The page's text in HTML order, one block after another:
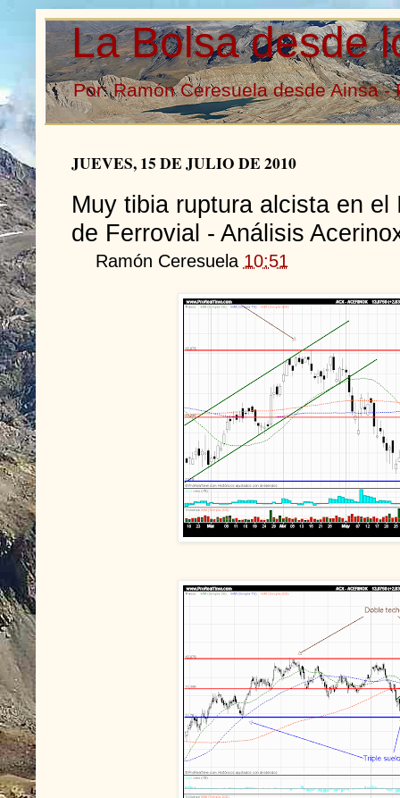
La Bolsa desde
Por: Ramón Ceresuela desde Ainsa -
JUEVES, 15 DE JULIO DE 2010
Muy tibia ruptura alcista en
de Ferrovial - Análisis
Ramón Ceresuela 10:51